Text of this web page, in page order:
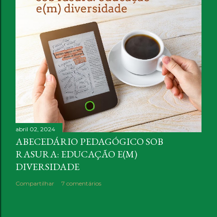
abril 02, 2024
ABECEDÁRIO PEDAGÓGICO SOB
RASURA: EDUCAÇÃO E(M)
DIVERSIDADE
Compartilhar 7 comentários